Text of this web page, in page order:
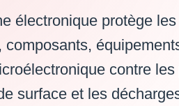
électronique protège
composants,
contre
surface et les